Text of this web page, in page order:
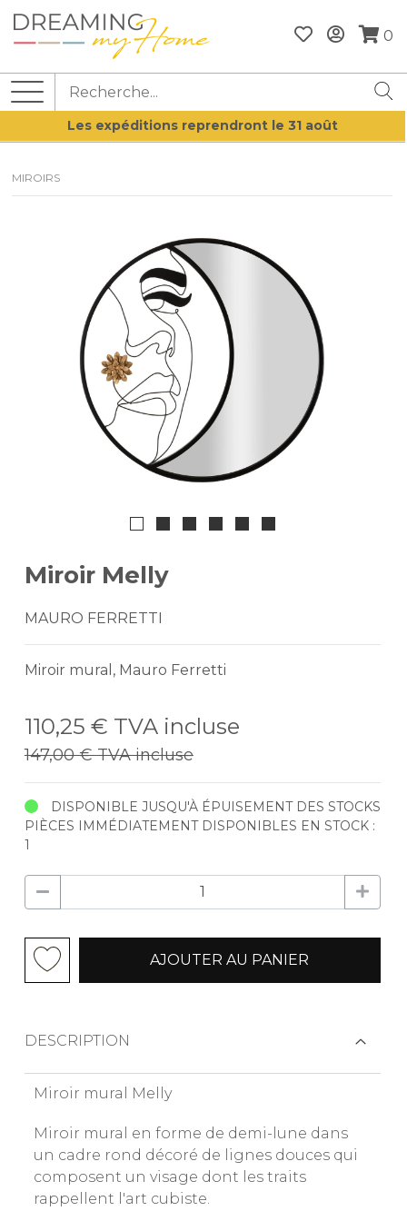
0
Les expéditions reprendront le 31 août
MIROIRS
Miroir Melly
MAURO FERRETTI
Miroir mural, Mauro Ferretti
110,25 € TVA incluse
147,00 €TVA incluse
DISPONIBLE JUSQU'À ÉPUISEMENT DES STOCKS
PIÈCES IMMÉDIATEMENT DISPONIBLES EN STOCK :
1
AJOUTER AU PANIER
DESCRIPTION
Miroir mural Melly
Miroir mural en forme de demi-lune dans
un cadre rond décoré de lignes douces qui
composent un visage dont les traits
rappellent l'art cubiste.